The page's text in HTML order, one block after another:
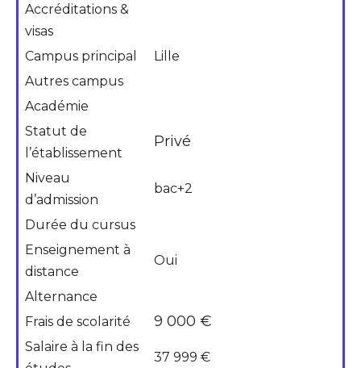
Accréditations &
visas
Campus principal
Lille
Autres campus
Académie
Statut de
l’établissement
Privé
Niveau
d’admission
bac+2
Durée du cursus
Enseignement à
distance
Oui
Alternance
Frais de scolarité
9 000 €
Salaire à la fin des
37 999 €